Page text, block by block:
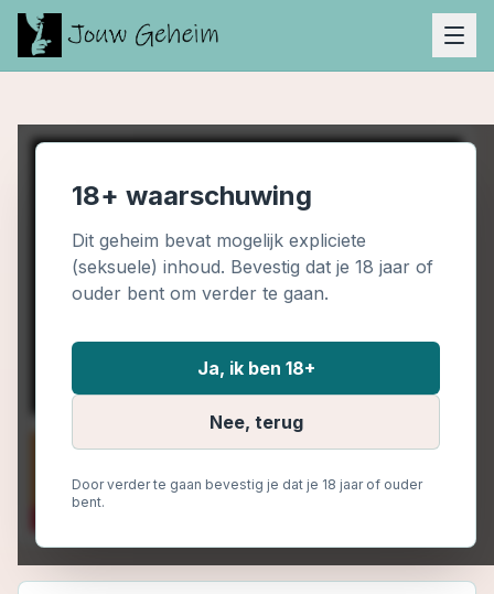
18+ waarschuwing
Dit geheim bevat mogelijk expliciete
(seksuele) inhoud. Bevestig dat je 18 jaar of
ouder bent om verder te gaan.
Ja, ik ben 18+
Nee, terug
Door verder te gaan bevestig je dat je 18 jaar of ouder
bent.